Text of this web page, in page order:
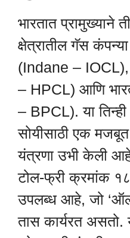
भारतात प्रामुख्याने
क्षेत्रातील गॅस
(Indane –
– HPCL) आणि
– BPCL). या तिन्ही
सोयीसाठी एक
यंत्रणा उभी केली
टोल-फ्री क्रमांक
उपलब्ध आहे, जो ‘ऑल
तास कार्यरत असतो.